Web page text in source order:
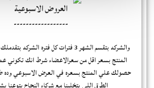
العروض الاسبوعية
------------------
والشركه بتقسم الشهر 3 فترات كل فتره
حصولك علي المنتج بسعره في العرض الاسبوعي وده